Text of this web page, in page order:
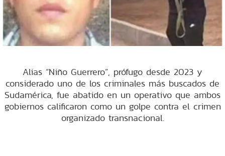
Alias “Niño Guerrero”, prófugo desde 2023 y
considerado uno de los criminales más buscados de
Sudamérica, fue abatido en un operativo que ambos
gobiernos calificaron como un golpe contra el crimen
organizado transnacional.